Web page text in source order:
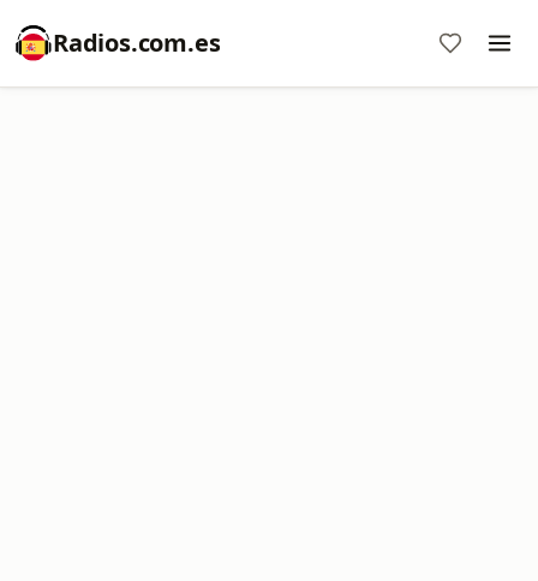
Radios.com.es